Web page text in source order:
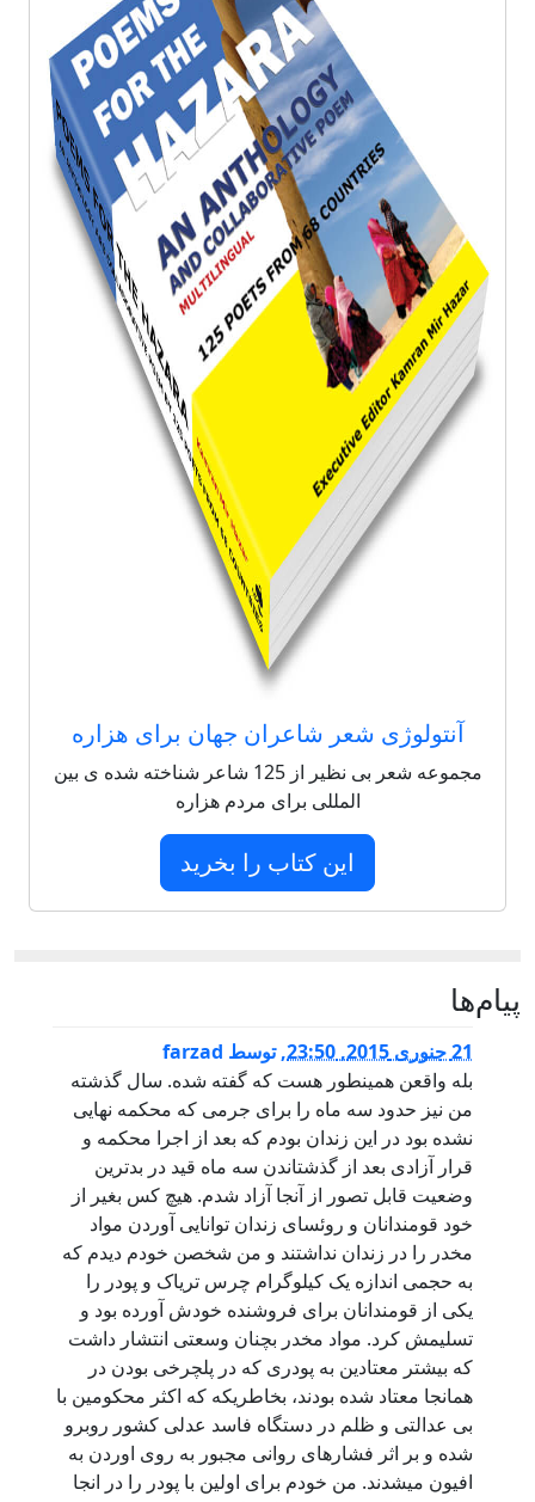
آنتولوژی شعر شاعران جهان برای هزاره
مجموعه شعر بی نظیر از 125 شاعر شناخته شده ی بین
المللی برای مردم هزاره
این کتاب را بخرید
پيام‌ها
21 جنوری 2015, 23:50 ,توسط farzad
بله واقعن همینطور هست که گفته شده. سال گذشته
من نیز حدود سه ماه را برای جرمی که محکمه نهایی
نشده بود در این زندان بودم که بعد از اجرا محکمه و
قرار آزادی بعد از گذشتاندن سه ماه قید در بدترین
وضعیت قابل تصور از آنجا آزاد شدم. هیچ کس بغیر از
خود قومندانان و روئسای زندان توانایی آوردن مواد
مخدر را در زندان نداشتند و من شخصن خودم دیدم که
به حجمی اندازه یک کیلوگرام چرس تریاک و پودر را
یکی از قومندانان برای فروشنده خودش آورده بود و
تسلیمش کرد. مواد مخدر بچنان وسعتی انتشار داشت
که بیشتر معتادین به پودری که در پلچرخی بودن در
همانجا معتاد شده بودند، بخاطریکه که اکثر محکومین با
بی عدالتی و ظلم در دستگاه فاسد عدلی کشور روبرو
شده و بر اثر فشارهای روانی مجبور به روی اوردن به
افیون میشدند. من خودم برای اولین با پودر را در انجا